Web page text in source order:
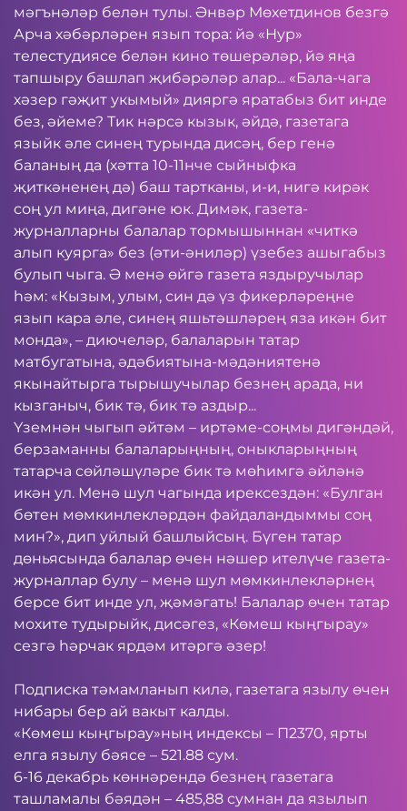
мәгънәләр белән тулы. Әнвәр Мөхетдинов безгә
Арча хәбәрләрен язып тора: йә «Нур»
телестудиясе белән кино төшерәләр, йә яңа
тапшыру башлап җибәрәләр алар... «Бала-чага
хәзер гәҗит укымый» дияргә яратабыз бит инде
без, әйеме? Тик нәрсә кызык, әйдә, газетага
языйк әле синең турында дисәң, бер генә
баланың да (хәтта 10-11нче сыйныфка
җиткәненең дә) баш тартканы, и-и, нигә кирәк
соң ул миңа, дигәне юк. Димәк, газета-
журналларны балалар тормышыннан «читкә
алып куярга» без (әти-әниләр) үзебез ашыгабыз
булып чыга. Ә менә өйгә газета яздыручылар
һәм: «Кызым, улым, син дә үз фикерләреңне
язып кара әле, синең яшьтәшләрең яза икән бит
монда», – диючеләр, балаларын татар
матбугатына, әдәбиятына-мәдәниятенә
якынайтырга тырышучылар безнең арада, ни
кызганыч, бик тә, бик тә аздыр...
Үземнән чыгып әйтәм – иртәме-соңмы дигәндәй,
берзаманны балаларыңның, оныкларыңның
татарча сөйләшүләре бик тә мөһимгә әйләнә
икән ул. Менә шул чагында ирексездән: «Булган
бөтен мөмкинлекләрдән файдаландыммы соң
мин?», дип уйлый башлыйсың. Бүген татар
дөньясында балалар өчен нәшер ителүче газета-
журналлар булу – менә шул мөмкинлекләрнең
берсе бит инде ул, җәмәгать! Балалар өчен татар
мохите тудырыйк, дисәгез, «Көмеш кыңгырау»
сезгә һәрчак ярдәм итәргә әзер!
Подписка тәмамланып килә, газетага язылу өчен
нибары бер ай вакыт калды.
«Көмеш кыңгырау»ның индексы – П2370, ярты
елга язылу бәясе – 521.88 сум.
6-16 декабрь көннәрендә безнең газетага
ташламалы бәядән – 485,88 сумнан да язылып